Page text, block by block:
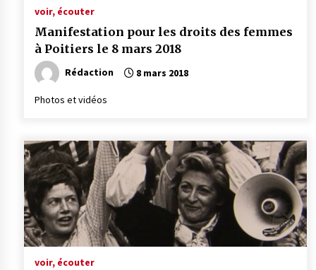
voir, écouter
Manifestation pour les droits des femmes
à Poitiers le 8 mars 2018
Rédaction 8 mars 2018
Photos et vidéos
voir, écouter